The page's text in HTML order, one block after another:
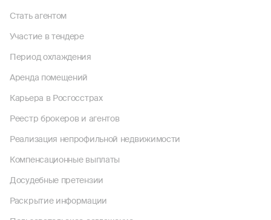
Стать агентом
Участие в тендере
Период охлаждения
Аренда помещений
Карьера в Росгосстрах
Реестр брокеров и агентов
Реализация непрофильной недвижимости
Компенсационные выплаты
Досудебные претензии
Раскрытие информации